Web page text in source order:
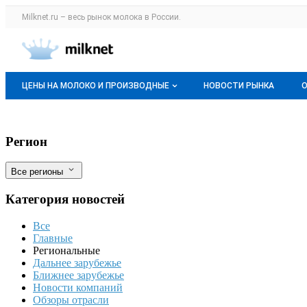
Раздел навигации по сайту milknet.ru
Milknet.ru – весь рынок молока в России.
Авторизация и меню пользователя
Навигация по разделам сайта milknet.ru
ЦЕНЫ НА МОЛОКО И ПРОИЗВОДНЫЕ
О мониторингах
Актуальные мониторинги
Динамика цен
Отзывы
НОВОСТИ РЫНКА
В Дагестане сильные морозы погубили
Фильтры
Регион
Все регионы
Категория новостей
Все
Главные
Региональные
Дальнее зарубежье
Ближнее зарубежье
Новости компаний
Обзоры отрасли